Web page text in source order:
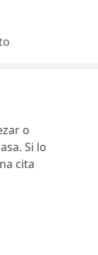
o
Si lo
cita